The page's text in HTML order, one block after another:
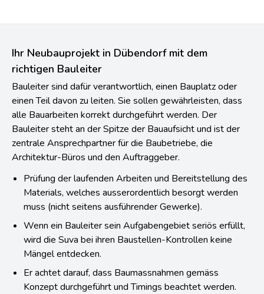
Ihr Neubauprojekt in Dübendorf mit dem
richtigen Bauleiter
Bauleiter sind dafür verantwortlich, einen Bauplatz oder
einen Teil davon zu leiten. Sie sollen gewährleisten, dass
alle Bauarbeiten korrekt durchgeführt werden. Der
Bauleiter steht an der Spitze der Bauaufsicht und ist der
zentrale Ansprechpartner für die Baubetriebe, die
Architektur-Büros und den Auftraggeber.
Prüfung der laufenden Arbeiten und Bereitstellung des
Materials, welches ausserordentlich besorgt werden
muss (nicht seitens ausführender Gewerke).
Wenn ein Bauleiter sein Aufgabengebiet seriös erfüllt,
wird die Suva bei ihren Baustellen-Kontrollen keine
Mängel entdecken.
Er achtet darauf, dass Baumassnahmen gemäss
Konzept durchgeführt und Timings beachtet werden.